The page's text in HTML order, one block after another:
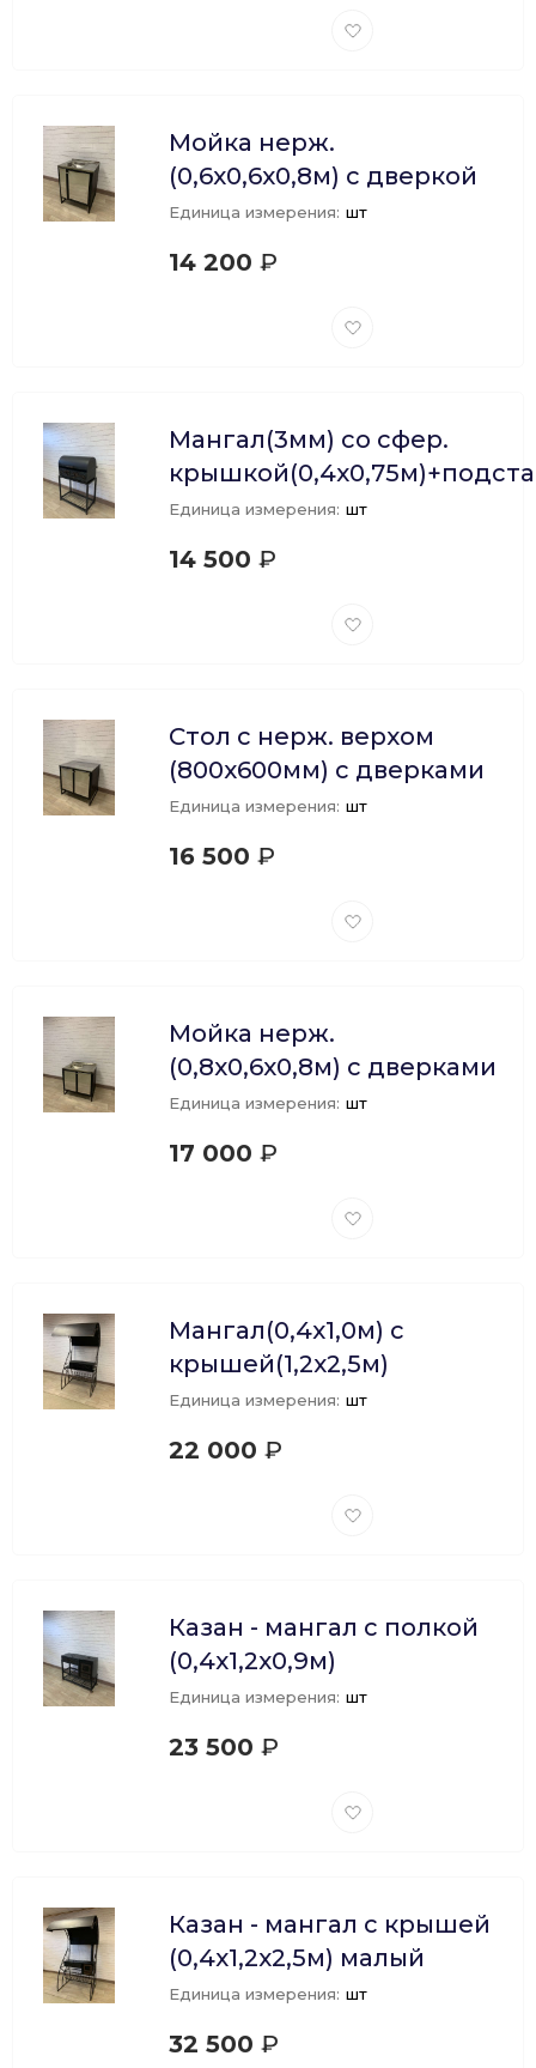
Добавить
Мойка нерж.
(0,6х0,6х0,8м) с дверкой
Единица измерения: шт
14 200 ₽
Добавить
Мангал(3мм) со сфер.
Единица измерения: шт
14 500 ₽
Добавить
Стол с нерж. верхом
(800х600мм) с дверками
Единица измерения: шт
16 500 ₽
Добавить
Мойка нерж.
(0,8х0,6х0,8м) с дверками
Единица измерения: шт
17 000 ₽
Добавить
Мангал(0,4х1,0м) с
крышей(1,2х2,5м)
Единица измерения: шт
22 000 ₽
Добавить
Казан - мангал с полкой
(0,4х1,2х0,9м)
Единица измерения: шт
23 500 ₽
Добавить
Казан - мангал с крышей
(0,4х1,2х2,5м) малый
Единица измерения: шт
32 500 ₽